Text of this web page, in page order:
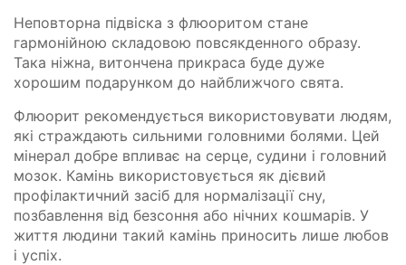
Неповторна підвіска з флюоритом стане
гармонійною складовою повсякденного образу.
Така ніжна, витончена прикраса буде дуже
хорошим подарунком до найближчого свята.
Флюорит рекомендується використовувати людям,
які страждають сильними головними болями. Цей
мінерал добре впливає на серце, судини і головний
мозок. Камінь використовується як дієвий
профілактичний засіб для нормалізації сну,
позбавлення від безсоння або нічних кошмарів. У
життя людини такий камінь приносить лише любов
і успіх.